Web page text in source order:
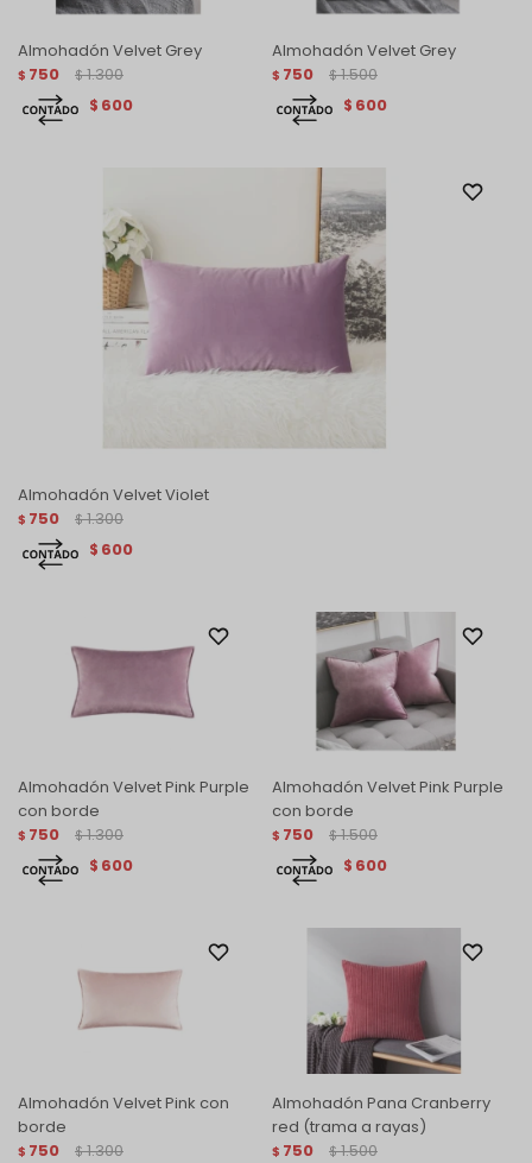
Almohadón Velvet Grey
$ 750 $ 1.300
$ 600
Almohadón Velvet Grey
$ 750 $ 1.500
$ 600
Almohadón Velvet Violet
$ 750 $ 1.300
$ 600
Almohadón Velvet Pink Purple
con borde
$ 750 $ 1.300
$ 600
Almohadón Velvet Pink Purple
con borde
$ 750 $ 1.500
$ 600
Almohadón Velvet Pink con
borde
$ 750 $ 1.300
Almohadón Pana Cranberry
red (trama a rayas)
$ 750 $ 1.500